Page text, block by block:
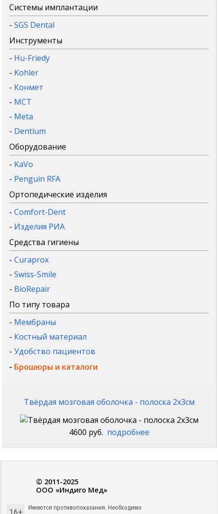
Системы имплантации
-SGS Dental
Инструменты
- Hu-Friedy
- Kohler
- Конмет
- MCT
- Meta
- Dentium
Оборудование
- KaVo
- Penguin RFA
Ортопедические изделия
-Comfort-Dent
- Изделия РИА
Средства гигиены
-Curaprox
-Swiss-Smile
- BioRepair
По типу товара
- Мембраны
- Костный материал
-Удобство пациентов
- Брошюры и каталоги
Твёрдая мозговая оболочка - полоска 2x3см
4600 руб. подробнее
© 2011-2025
ООО «Индиго Мед»
Имеются противопоказания. Необходимо